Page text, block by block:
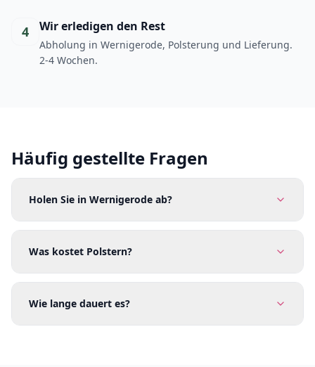
4 Wir erledigen den Rest
Abholung in Wernigerode, Polsterung und Lieferung.
2-4 Wochen.
Häufig gestellte Fragen
Holen Sie in Wernigerode ab?
Was kostet Polstern?
Wie lange dauert es?